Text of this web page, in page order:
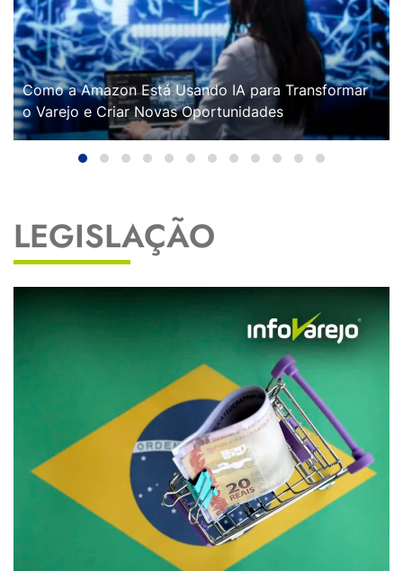
Como a Amazon Está Usando IA para Transformar
o Varejo e Criar Novas Oportunidades
LEGISLAÇÃO